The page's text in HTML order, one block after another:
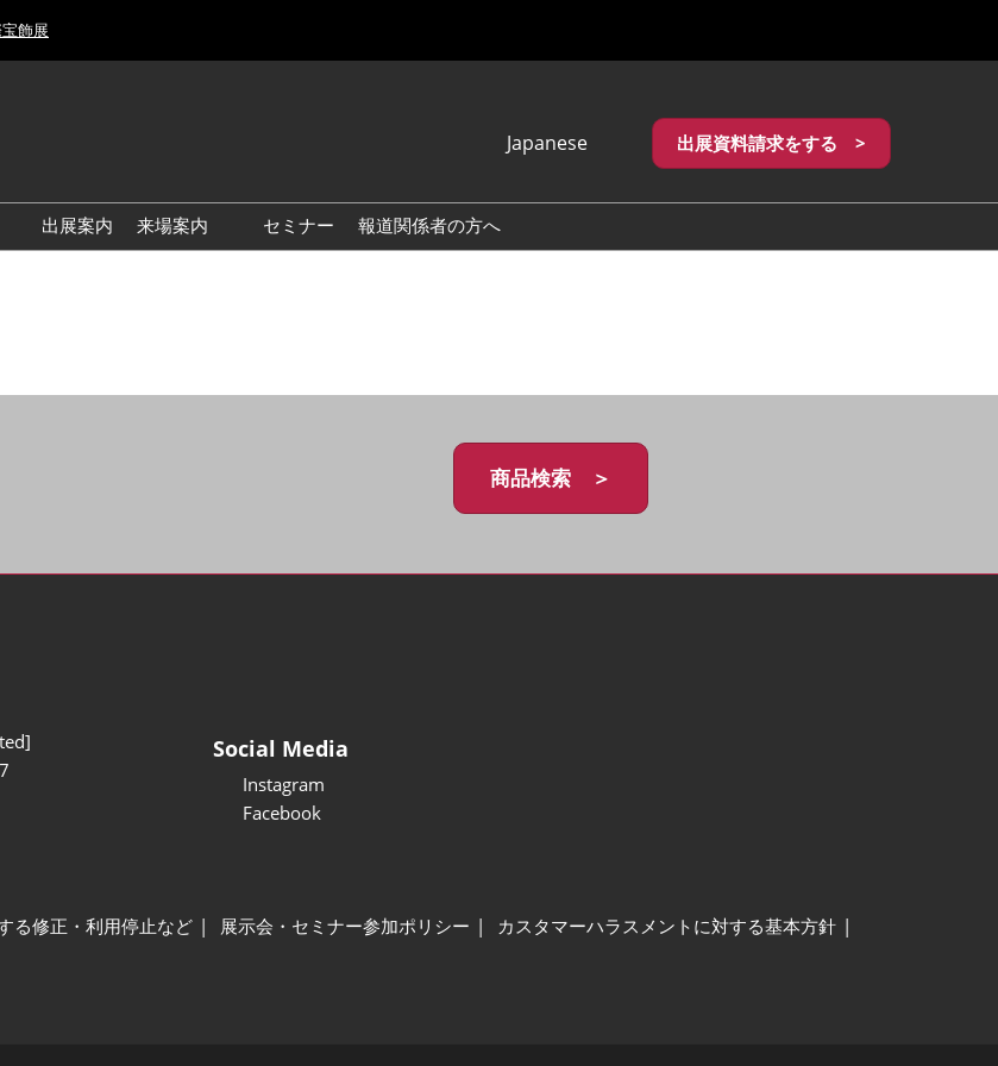
飾展
Japanese
English
繁體中文
出展資料請求をする >
出展案内
来場案内
セミナー 報道関係者の方へ
商品検索 ＞
Social Media
Instagram
Facebook
る修正・利用停止など 展示会・セミナー参加ポリシー
カスタマーハラスメントに対する基本方針